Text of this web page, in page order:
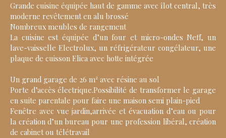
Grande cuisine équipée haut de gamme avec îlot central, très
moderne revêtement en alu brossé
Nombreux meubles de rangement
La cuisine est équipée d’un four et micro-ondes Neff, un
lave-vaisselle Electrolux, un réfrigérateur congélateur, une
plaque de cuisson Elica avec hotte intégrée
Un grand garage de 26 m² avec résine au sol
Porte d’accès électrique.Possibilité de transformer le garage
en suite parentale pour faire une maison semi plain-pied
Fenêtre avec vue jardin,arrivée et évacuation d’eau ou pour
la création d’un bureau pour une profession libéral, création
de cabinet ou télétravail